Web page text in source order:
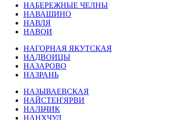
НАБЕРЕЖНЫЕ ЧЕЛНЫ
НАВАШИНО
НАВЛЯ
НАВОИ
НАГОРНАЯ ЯКУТСКАЯ
НАДВОИЦЫ
НАЗАРОВО
НАЗРАНЬ
НАЗЫВАЕВСКАЯ
НАЙСТЕН'ЯРВИ
НАЛЬЧИК
НАНХЧУЛ